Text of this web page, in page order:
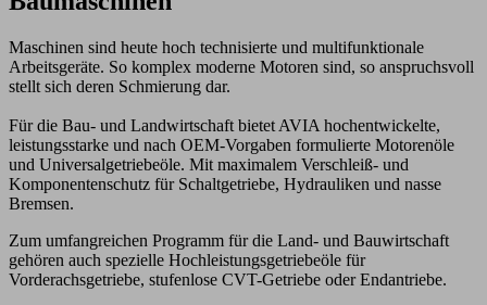
Maschinen sind heute hoch technisierte und multifunktionale
Arbeitsgeräte. So komplex moderne Motoren sind, so anspruchsvoll
stellt sich deren Schmierung dar.
Für die Bau- und Landwirtschaft bietet AVIA hochentwickelte,
leistungsstarke und nach OEM-Vorgaben formulierte Motorenöle
und Universalgetriebeöle. Mit maximalem Verschleiß- und
Komponentenschutz für Schaltgetriebe, Hydrauliken und nasse
Bremsen.
Zum umfangreichen Programm für die Land- und Bauwirtschaft
gehören auch spezielle Hochleistungsgetriebeöle für
Vorderachsgetriebe, stufenlose CVT-Getriebe oder Endantriebe.